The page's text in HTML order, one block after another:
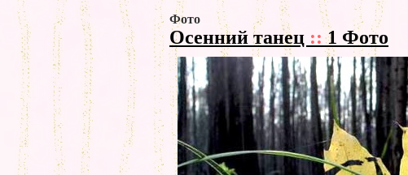
Фото
Осенний танец ::1 Фото